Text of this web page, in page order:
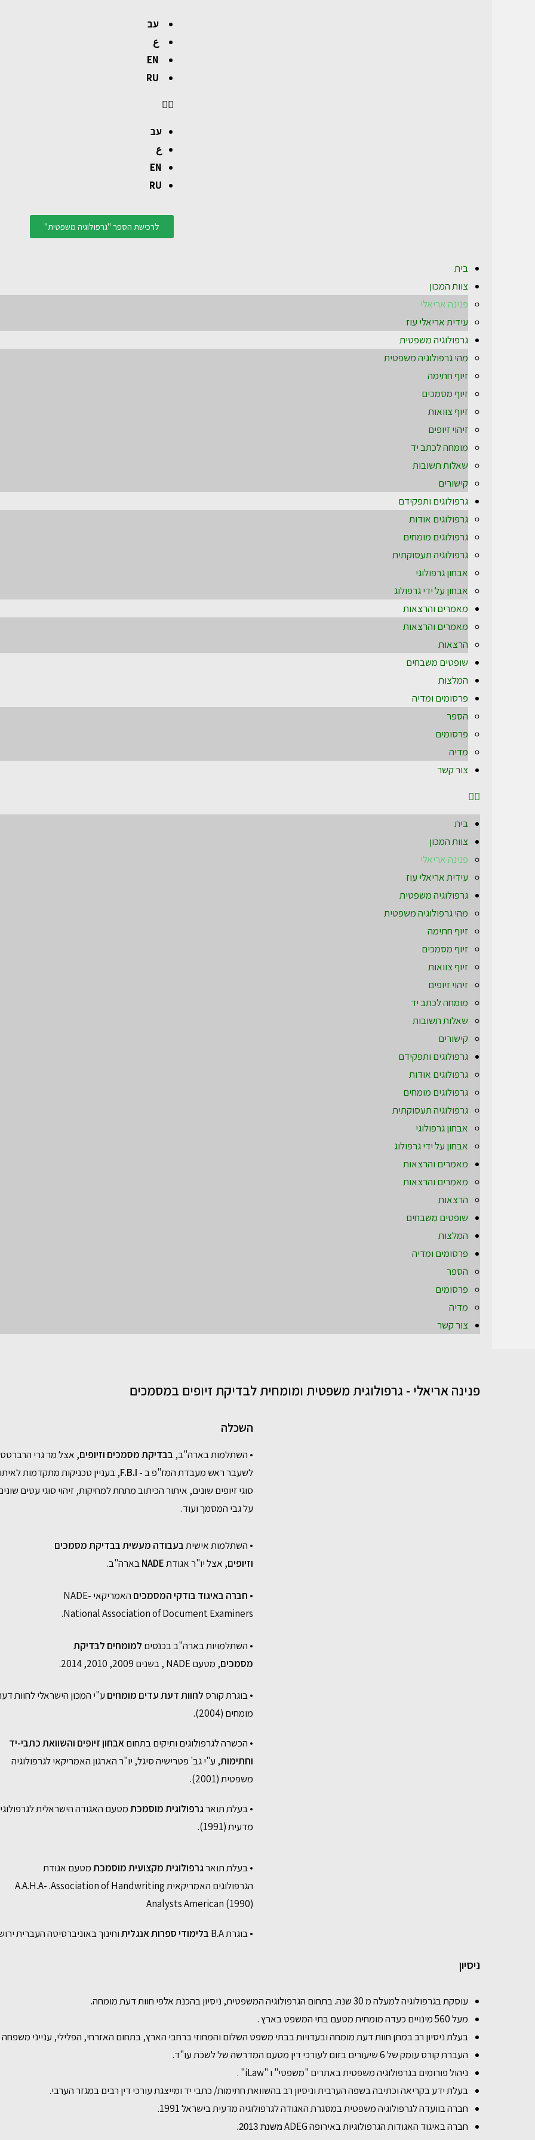
עב
ع
EN
RU
עב
ع
EN
RU
לרכישת הספר "גרפולוגיה משפטית"
בית
צוות המכון
פנינה אריאלי
עידית אריאלי עוז
גרפולוגיה משפטית
מהי גרפולוגיה משפטית
זיוף חתימה
זיוף מסמכים
זיוף צוואות
זיהוי זיופים
מומחה לכתב יד
שאלות תשובות
קישורים
גרפולוגים ותפקידם
גרפולוגים אודות
גרפולוגים מומחים
גרפולוגיה תעסוקתית
אבחון גרפולוגי
אבחון על ידי גרפולוג
מאמרים והרצאות
מאמרים והרצאות
הרצאות
שופטים משבחים
המלצות
פרסומים ומדיה
הספר
פרסומים
מדיה
צור קשר
בית
צוות המכון
פנינה אריאלי
עידית אריאלי עוז
גרפולוגיה משפטית
מהי גרפולוגיה משפטית
זיוף חתימה
זיוף מסמכים
זיוף צוואות
זיהוי זיופים
מומחה לכתב יד
שאלות תשובות
קישורים
גרפולוגים ותפקידם
גרפולוגים אודות
גרפולוגים מומחים
גרפולוגיה תעסוקתית
אבחון גרפולוגי
אבחון על ידי גרפולוג
מאמרים והרצאות
מאמרים והרצאות
הרצאות
שופטים משבחים
המלצות
פרסומים ומדיה
הספר
פרסומים
מדיה
צור קשר
פנינה אריאלי - גרפולוגית משפטית ומומחית לבדיקת זיופים במסמכים
השכלה
• השתלמות בארה"ב, בבדיקת מסמכים וזיופים, אצל מר גרי
לשעבר ראש מעבדת המז"פ ב - F.B.I, בעניין טכניקות מתקדמות
סוגי זיופים שונים, איתור הכיתוב מתחת למחיקות, זיהוי סוגי עטים
על גבי המסמך ועוד.
• השתלמות אישיתבעבודה מעשית בבדיקת מסמכים
וזיופים, אצל יו"ר אגודתNADE בארה"ב.
• חברה באיגוד בודקי המסמכים
האמריקאי NADE-
National Association of Document Examiners.
• השתלמויות בארה"ב בכנסים למומחים לבדיקת
מסמכים, מטעם NADE , בשנים 2009, 2010, 2014.
• בוגרת קורס לחוות דעת עדים מומחים ע"י המכון הישראלי לחוות
מומחים (2004).
• הכשרה לגרפולוגים ותיקים בתחוםאבחון זיופים והשוואת כתבי-יד
וחתימות, ע"י גב' פטרישיה סיגל, יו"ר הארגון האמריקאי לגרפולוגיה
משפטית (2001).
• בעלת תוארגרפולוגית מוסמכתמטעם האגודה הישראלית
מדעית (1991).
• בעלת תוארגרפולוגית מקצועית מוסמכתמטעם אגודת
הגרפולוגים האמריקאית A.A.H.A- .Association of Handwriting
Analysts American (1990)
• בוגרת B.A בלימודי ספרות אנגליתוחינוך באוניברסיטה העברית
ניסיון
עוסקת בגרפולוגיה למעלה מ 30 שנה. בתחום הגרפולוגיה המשפטית, ניסיון בהכנת אלפי חוות דעת מומחה.
מעל 560 מינויים כעדה מומחית מטעם בתי המשפט בארץ .
בעלת ניסיון רב במתן חוות דעת מומחה ובעדויות בבתי משפט השלום והמחוזי ברחבי הארץ, בתחום האזרחי, הפלילי, ענייני משפחה
העברת קורס עומק של 6 שיעורים בזום לעורכי דין מטעם המדרשה של לשכת עו"ד.
ניהול פורומים בגרפולוגיה משפטית באתרים "משפטי" ו "iLaw" .
בעלת ידע בקריאה וכתיבה בשפה הערבית וניסיון רב בהשוואת חתימות/ כתבי יד ומייצגת עורכי דין רבים במגזר הערבי.
חברה בוועדה לגרפולוגיה משפטית במסגרת האגודה לגרפולוגיה מדעית בישראל 1991.
חברה באיגוד האגודות הגרפולוגיות באירופה ADEG
משנת 2013.